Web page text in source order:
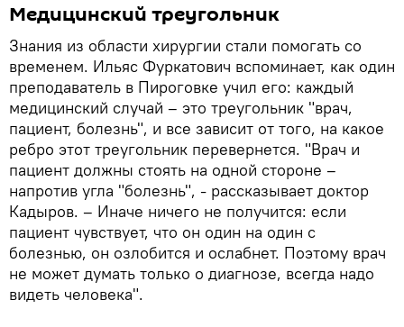
Медицинский треугольник
Знания из области хирургии стали помогать со
временем. Ильяс Фуркатович вспоминает, как один
преподаватель в Пироговке учил его: каждый
медицинский случай – это треугольник "врач,
пациент, болезнь", и все зависит от того, на какое
ребро этот треугольник перевернется. "Врач и
пациент должны стоять на одной стороне –
напротив угла "болезнь", - рассказывает доктор
Кадыров. – Иначе ничего не получится: если
пациент чувствует, что он один на один с
болезнью, он озлобится и ослабнет. Поэтому врач
не может думать только о диагнозе, всегда надо
видеть человека".